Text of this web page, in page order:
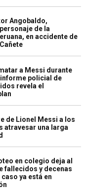
Angobaldo,
de la
en accidente de
a Messi durante
policial de
revela el
de Lionel Messi a los
atravesar una larga
en colegio deja al
fallecidos y decenas
ya está en